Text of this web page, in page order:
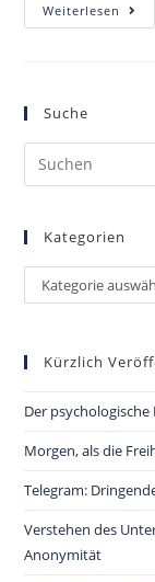
Weiterlesen
Suche
Kategorien
Kategorie
Kürzlich
Der
Morgen, als die
Telegram:
Verstehen des
Anonymität